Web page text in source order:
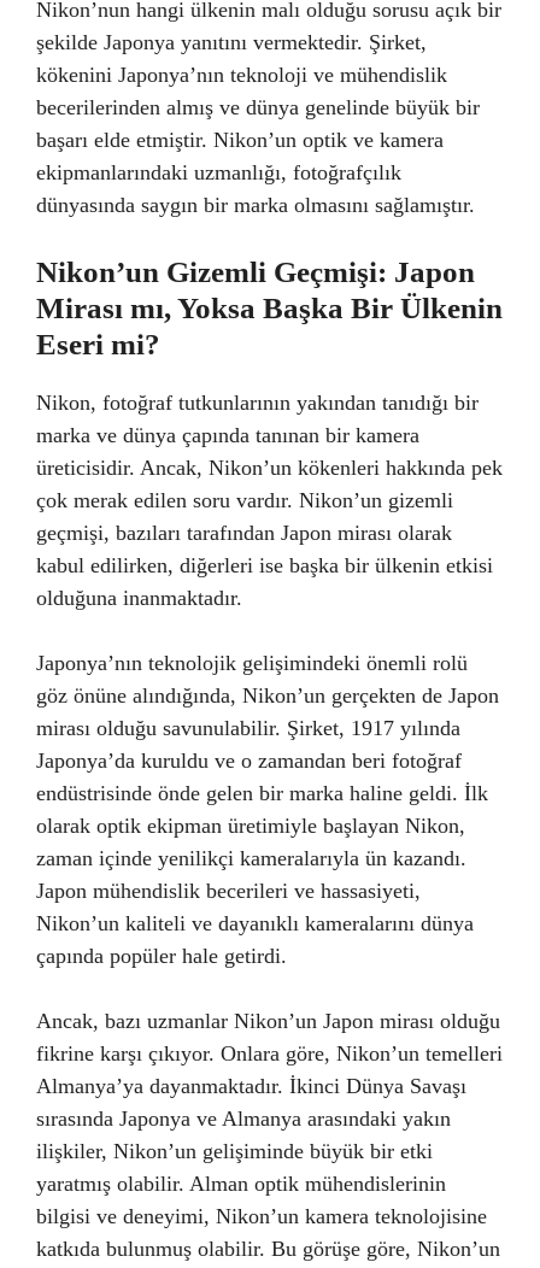
Nikon’nun hangi ülkenin malı olduğu sorusu açık bir
şekilde Japonya yanıtını vermektedir. Şirket,
kökenini Japonya’nın teknoloji ve mühendislik
becerilerinden almış ve dünya genelinde büyük bir
başarı elde etmiştir. Nikon’un optik ve kamera
ekipmanlarındaki uzmanlığı, fotoğrafçılık
dünyasında saygın bir marka olmasını sağlamıştır.
Nikon’un Gizemli Geçmişi: Japon
Mirası mı, Yoksa Başka Bir Ülkenin
Eseri mi?
Nikon, fotoğraf tutkunlarının yakından tanıdığı bir
marka ve dünya çapında tanınan bir kamera
üreticisidir. Ancak, Nikon’un kökenleri hakkında pek
çok merak edilen soru vardır. Nikon’un gizemli
geçmişi, bazıları tarafından Japon mirası olarak
kabul edilirken, diğerleri ise başka bir ülkenin etkisi
olduğuna inanmaktadır.
Japonya’nın teknolojik gelişimindeki önemli rolü
göz önüne alındığında, Nikon’un gerçekten de Japon
mirası olduğu savunulabilir. Şirket, 1917 yılında
Japonya’da kuruldu ve o zamandan beri fotoğraf
endüstrisinde önde gelen bir marka haline geldi. İlk
olarak optik ekipman üretimiyle başlayan Nikon,
zaman içinde yenilikçi kameralarıyla ün kazandı.
Japon mühendislik becerileri ve hassasiyeti,
Nikon’un kaliteli ve dayanıklı kameralarını dünya
çapında popüler hale getirdi.
Ancak, bazı uzmanlar Nikon’un Japon mirası olduğu
fikrine karşı çıkıyor. Onlara göre, Nikon’un temelleri
Almanya’ya dayanmaktadır. İkinci Dünya Savaşı
sırasında Japonya ve Almanya arasındaki yakın
ilişkiler, Nikon’un gelişiminde büyük bir etki
yaratmış olabilir. Alman optik mühendislerinin
bilgisi ve deneyimi, Nikon’un kamera teknolojisine
katkıda bulunmuş olabilir. Bu görüşe göre, Nikon’un